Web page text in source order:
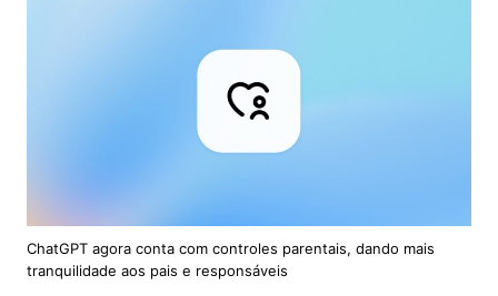
ChatGPT agora conta com controles parentais, dando mais
tranquilidade aos pais e responsáveis